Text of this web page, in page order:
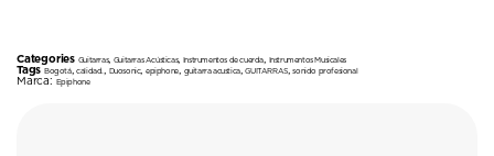
Categories Guitarras, Guitarras Acústicas, Instrumentos de cuerda Instrumentos Musicales
Tags Bogotá,calidad. Duosonic,epiphone, guitarra acustica,GUITARRAS,sonido profesional
Marca: Epiphone